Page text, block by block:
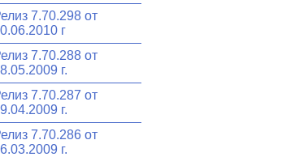
7.70.298 от
г
7.70.288 от
г.
7.70.287 от
г.
7.70.286 от
г.